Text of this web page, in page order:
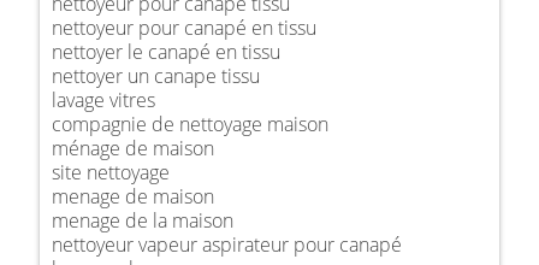
nettoyeur pour canapé en tissu
nettoyer le canapé en tissu
nettoyer un canape tissu
lavage vitres
compagnie de nettoyage maison
ménage de maison
site nettoyage
menage de maison
menage de la maison
nettoyeur vapeur aspirateur pour canapé